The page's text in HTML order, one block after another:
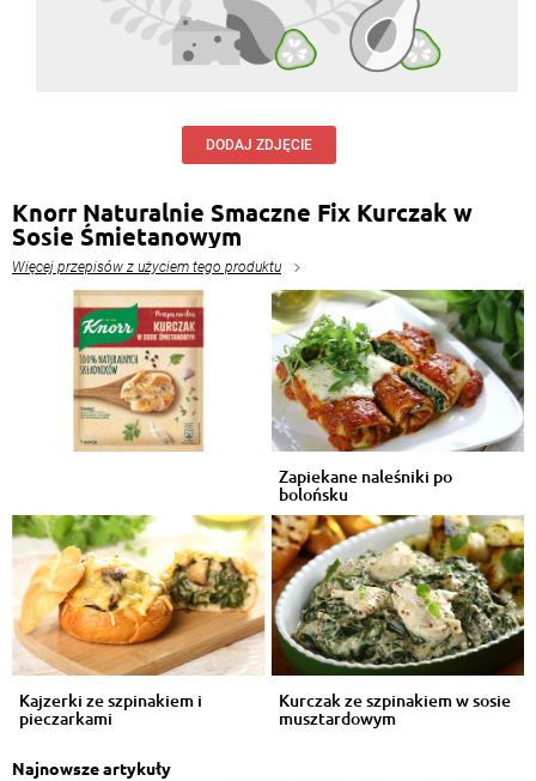
DODAJ ZDJĘCIE
Knorr Naturalnie Smaczne Fix Kurczak w
Sosie Śmietanowym
Więcej przepisów z użyciem tego produktu
Zapiekane naleśniki po
bolońsku
Kajzerki ze szpinakiem i
pieczarkami
Kurczak ze szpinakiem w sosie
musztardowym
Najnowsze artykuły